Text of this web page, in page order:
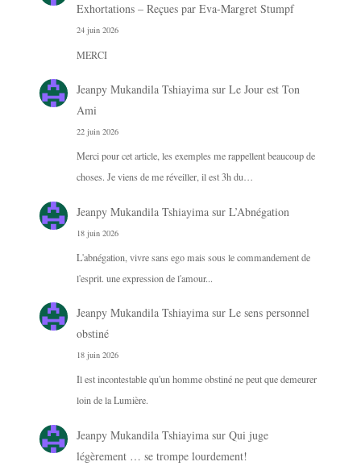
Exhortations – Reçues par Eva-Margret Stumpf
24 juin 2026
MERCI
Jeanpy Mukandila Tshiayimasur Le Jour est Ton
Ami
22 juin 2026
Merci pour cet article, les exemples me rappellent beaucoup de
choses. Je viens de me réveiller, il est 3h du…
Jeanpy Mukandila Tshiayimasur L’Abnégation
18 juin 2026
L'abnégation, vivre sans ego mais sous le commandement de
l'esprit. une expression de l'amour...
Jeanpy Mukandila Tshiayimasur Le sens personnel
obstiné
18 juin 2026
Il est incontestable qu'un homme obstiné ne peut que demeurer
loin de la Lumière.
Jeanpy Mukandila Tshiayimasur Qui juge
légèrement … se trompe lourdement!